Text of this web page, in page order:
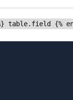
table.field {%